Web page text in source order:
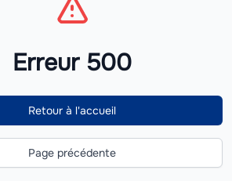
Erreur 500
Retour à l'accueil
Page précédente